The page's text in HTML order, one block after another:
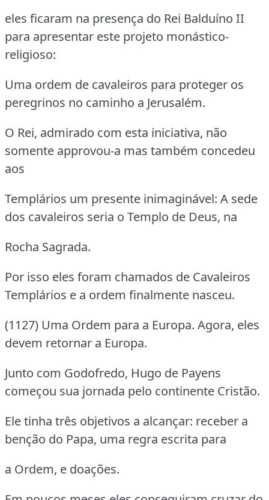
eles ficaram na presença do Rei Balduíno II
para apresentar este projeto monástico-
religioso:
Uma ordem de cavaleiros para proteger os
peregrinos no caminho a Jerusalém.
O Rei, admirado com esta iniciativa, não
somente approvou-a mas também concedeu
aos
Templários um presente inimaginável: A sede
dos cavaleiros seria o Templo de Deus, na
Rocha Sagrada.
Por isso eles foram chamados de Cavaleiros
Templários e a ordem finalmente nasceu.
(1127) Uma Ordem para a Europa. Agora, eles
devem retornar a Europa.
Junto com Godofredo, Hugo de Payens
começou sua jornada pelo continente Cristão.
Ele tinha três objetivos a alcançar: receber a
benção do Papa, uma regra escrita para
a Ordem, e doações.